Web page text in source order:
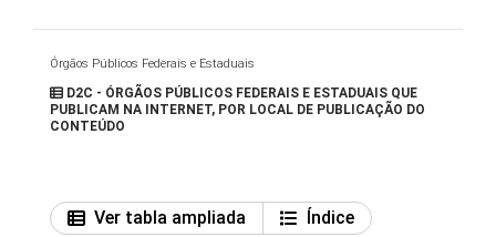
Órgãos Públicos Federais e Estaduais
D2C - ÓRGÃOS PÚBLICOS FEDERAIS E ESTADUAIS QUE
PUBLICAM NA INTERNET, POR LOCAL DE PUBLICAÇÃO DO
CONTEÚDO
Ver tabla ampliada
Índice